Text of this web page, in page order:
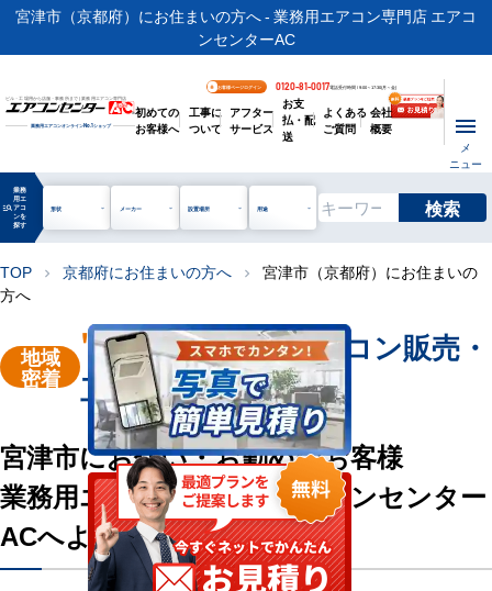
宮津市（京都府）にお住まいの方へ - 業務用エアコン専門店 エアコ
ンセンターAC
ビル・工場用から店舗・事務所まで | 業務用エアコン専門店
業務用エアコンオンラインNo.1ショップ
お客様ページログイン 0120-81-0017電話受付時間 / 9:00～17:30(月～金)
初めての
お客様へ
工事に
ついて
アフター
サービス
お支
払・配
送
よくある
ご質問
会社
概要
メ
ニュー
manage_search
業務
用エ
アコ
ンを
探す
形状 メーカー 設置場所 用途 検索
TOP chevron_right 京都府にお住まいの方へ chevron_right
宮津市（京都府）にお住まいの
方へ
地域
密着
"宮津市"業務用エアコン販売・
工事を承ります
宮津市にお住い・お勤めのお客様
業務用エアコン専門店エアコンセンター
ACへようこそ